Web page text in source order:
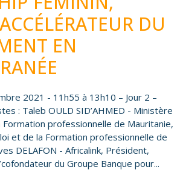
DU
EN
2021 - 11h55 à 13h10 – Jour 2 –
: Taleb OULD SID’AHMED - Ministère
Formation professionnelle de Mauritanie,
et de la Formation professionnelle de
DELAFON - Africalink, Président,
du Groupe Banque pour...